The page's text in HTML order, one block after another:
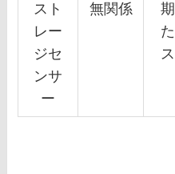
スト
レー
ジセ
ンサ
ー
無関係